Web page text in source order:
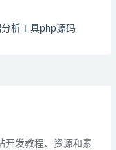
析工具php源码
开发教程、资源和素